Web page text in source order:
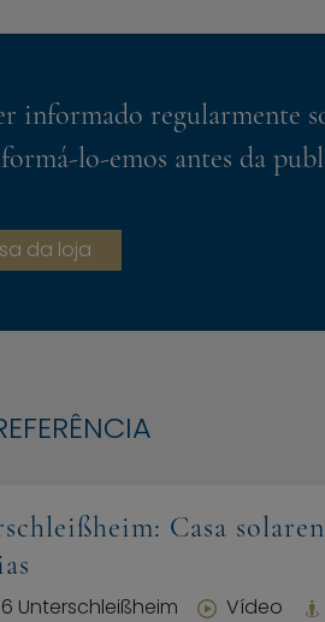
informado regularmente
lo-emos antes da
da loja
Casa
Unterschleißheim Vídeo